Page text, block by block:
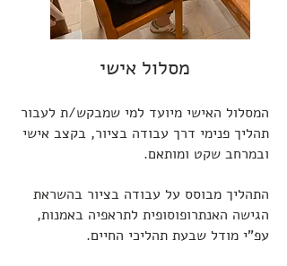
מסלול אישי
המסלול האישי מיועד למי שמבקש/ת לעבור
תהליך פנימי דרך עבודה בציור, בקצב אישי
ובמרחב שקט ומותאם.
התהליך מבוסס על עבודה בציור בהשראת
הגישה האנתרופוסופית לתראפיה באמנות,
עפ"י מודל שבעת תהליכי החיים.